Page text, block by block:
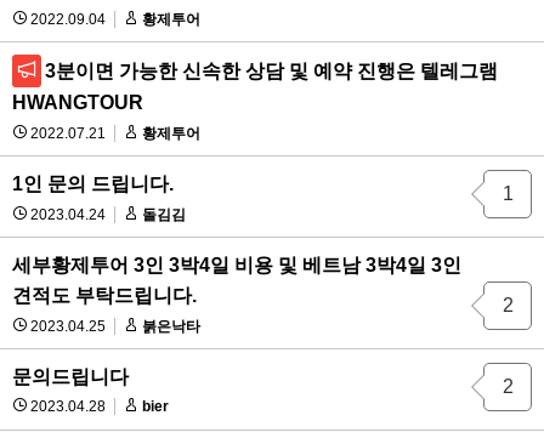
2022.09.04 황제투어
3분이면 가능한 신속한 상담 및 예약 진행은 텔레그램
HWANGTOUR
2022.07.21 황제투어
1인 문의 드립니다.
2023.04.24 돌김김
1
세부황제투어 3인 3박4일 비용 및 베트남 3박4일 3인
견적도 부탁드립니다.
2023.04.25 붉은낙타
2
문의드립니다
2023.04.28 bier
2